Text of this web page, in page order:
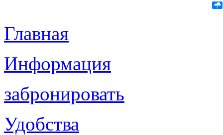
Главная
Информация
забронировать
Удобства